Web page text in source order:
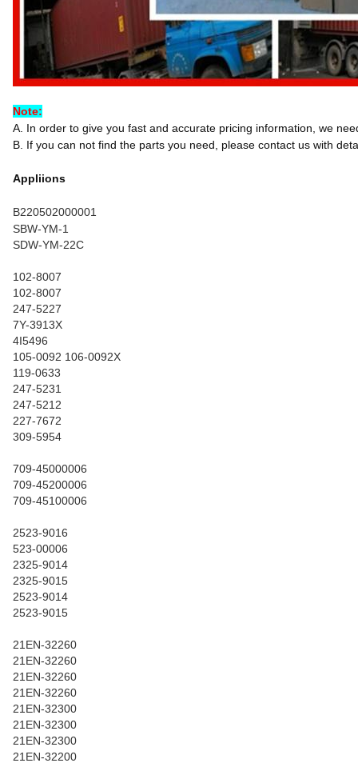
Note:
A. In order to give you fast and accurate pricing information, we
B. If you can not find the parts you need, please contact us with
Appliions
B220502000001
SBW-YM-1
SDW-YM-22C
102-8007
102-8007
247-5227
7Y-3913X
4I5496
105-0092 106-0092X
119-0633
247-5231
247-5212
227-7672
309-5954
709-45000006
709-45200006
709-45100006
2523-9016
523-00006
2325-9014
2325-9015
2523-9014
2523-9015
21EN-32260
21EN-32260
21EN-32260
21EN-32260
21EN-32300
21EN-32300
21EN-32300
21EN-32200